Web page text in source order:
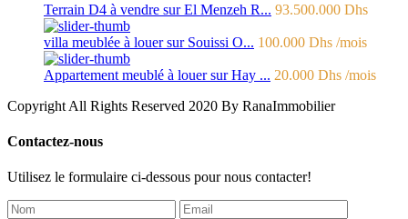
Terrain D4 à vendre sur El Menzeh R... 93.500.000 Dhs
villa meublée à louer sur Souissi O... 100.000 Dhs /mois
Appartement meublé à louer sur Hay ... 20.000 Dhs /mois
Copyright All Rights Reserved 2020 By RanaImmobilier
Contactez-nous
Utilisez le formulaire ci-dessous pour nous contacter!